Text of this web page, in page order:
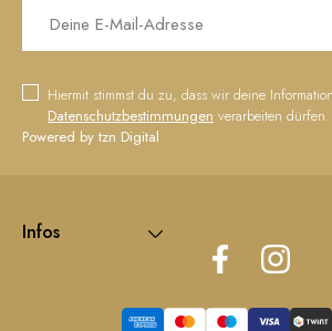
Infos
Hiermit stimmst du zu, dass wir deine
Datenschutzbestimmungen verarbeiten dürfen.
Powered by tzn Digital